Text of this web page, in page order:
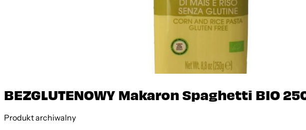
BEZGLUTENOWY Makaron Spaghetti BIO
Produkt archiwalny